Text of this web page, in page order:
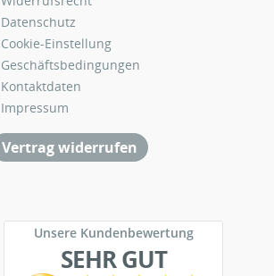
Datenschutz
Cookie-Einstellung
Geschäftsbedingungen
Kontaktdaten
Impressum
Vertrag widerrufen
Unsere Kundenbewertung
SEHR GUT